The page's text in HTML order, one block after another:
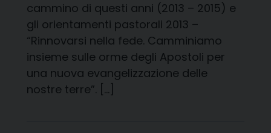
cammino di questi anni (2013 – 2015) e
gli orientamenti pastorali 2013 –
“Rinnovarsi nella fede. Camminiamo
insieme sulle orme degli Apostoli per
una nuova evangelizzazione delle
nostre terre”. […]